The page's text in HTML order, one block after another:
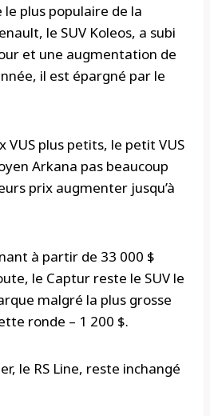
plus populaire de la
le SUV Koleos, a subi
et une augmentation de
il est épargné par le
VUS plus petits, le petit VUS
Arkana pas beaucoup
prix augmenter jusqu’à
à partir de 33 000 $
le Captur reste le SUV le
malgré la plus grosse
ronde – 1 200 $.
le RS Line, reste inchangé